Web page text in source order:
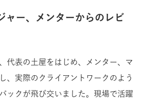
ャー、メンターからのレビ
代表の土屋をはじめ、メンター、マ
、実際のクライアントワークのよう
ックが飛び交いました。現場で活躍